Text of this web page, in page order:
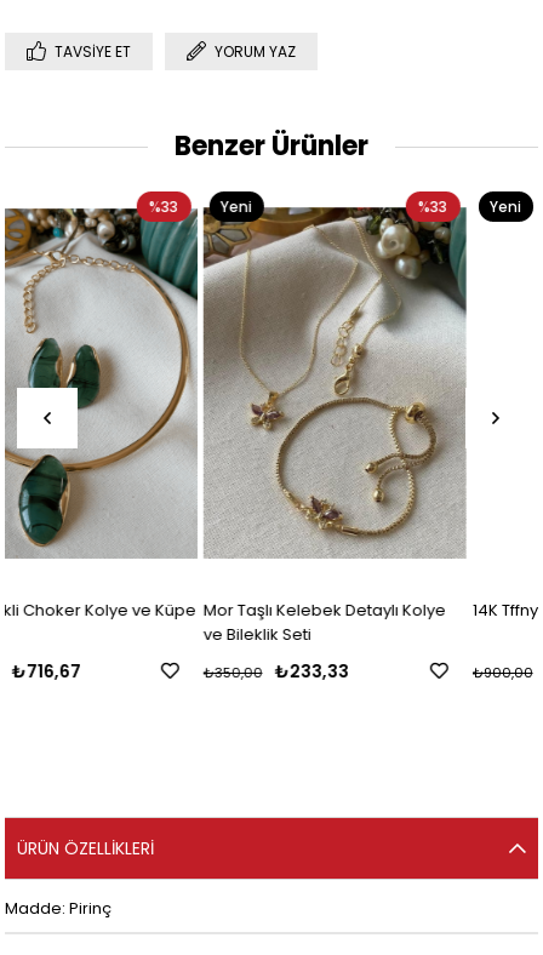
TAVSIYE ET YORUM YAZ
Benzer Ürünler
Mor Taşlı Kelebek Detaylı Kolye
₺233,33
₺350,00
%33
Yeni
Ürün
14K Tffny Set
₺600,00
₺900,00
%33
Yeni
Ürün
ÜRÜN ÖZELLIKLERI
Madde: Pirinç